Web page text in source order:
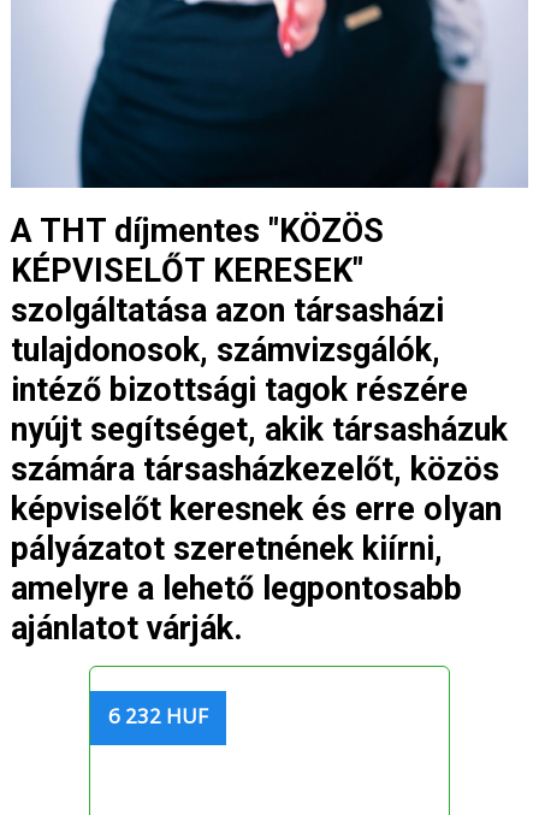
A THT díjmentes "KÖZÖS
KÉPVISELŐT KERESEK"
szolgáltatása azon társasházi
tulajdonosok, számvizsgálók,
intéző bizottsági tagok részére
nyújt segítséget, akik társasházuk
számára társasházkezelőt, közös
képviselőt keresnek és erre olyan
pályázatot szeretnének kiírni,
amelyre a lehető legpontosabb
ajánlatot várják.
6 232 HUF